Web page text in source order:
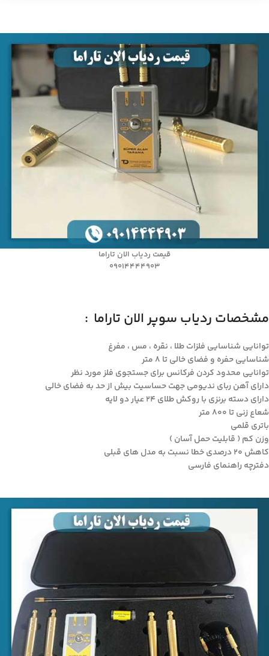
قیمت ردیاب الان تاراما
09014444903
مشخصات ردیاب سوپر الان تاراما :
توانایی شناسایی فلزات طلا ، نقره ، مس ، مفرغ
شناسایی حفره و فضای خالی تا ۸ متر
توانایی محدود کردن فرکانس برای جستجوی فلز مورد نظر
دارای آهن ربای ندیومی جهت حساسیت بیش از حد به فضای خالی
دارای دسته برنزی با روکش طلای ۲۴ عیار دو لایه
شعاع زنی تا ۸۰۰ متر
باتری قلمی
وزن کم ( قابلیت حمل آسان )
کاهش ۲۰ درصدی خطا نسبت به مدل های قبلی
دفترچه راهنمای فارسی